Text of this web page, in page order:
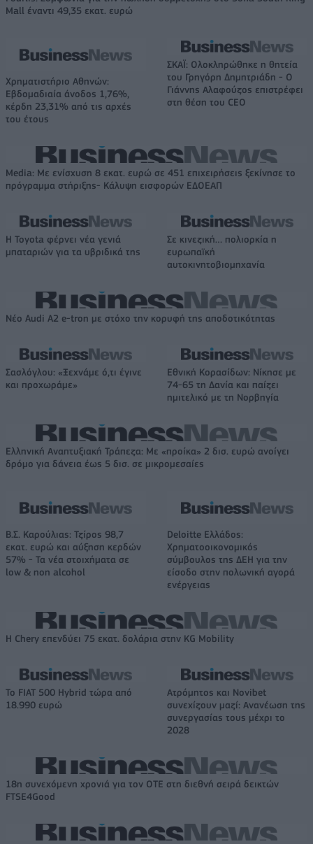
Mall έναντι 49,35 εκατ. ευρώ
Χρηματιστήριο Αθηνών:
Εβδομαδιαία άνοδος 1,76%,
κέρδη 23,31% από τις αρχές
του έτους
ΣΚΑΪ: Ολοκληρώθηκε η θητεία
του Γρηγόρη Δημητριάδη - Ο
Γιάννης Αλαφούζος επιστρέφει
στη θέση του CEO
Media: Με ενίσχυση 8 εκατ. ευρώ σε 451 επιχειρήσεις ξεκίνησε το
πρόγραμμα στήριξης- Κάλυψη εισφορών ΕΔΟΕΑΠ
Η Toyota φέρνει νέα γενιά
μπαταριών για τα υβριδικά της
Σε κινεζική… πολιορκία η
ευρωπαϊκή
αυτοκινητοβιομηχανία
Νέο Audi A2 e-tron με στόχο την κορυφή της αποδοτικότητας
Σασλόγλου: «Ξεχνάμε ό,τι έγινε
και προχωράμε»
Εθνική Κορασίδων: Νίκησε με
74-65 τη Δανία και παίζει
ημιτελικό με τη Νορβηγία
Ελληνική Αναπτυξιακή Τράπεζα: Με «προίκα» 2 δισ. ευρώ ανοίγει
δρόμο για δάνεια έως 5 δισ. σε μικρομεσαίες
Β.Σ. Καρούλιας: Τζίρος 98,7
εκατ. ευρώ και αύξηση κερδών
57% - Τα νέα στοιχήματα σε
low & non alcohol
Deloitte Ελλάδος:
Χρηματοοικονομικός
σύμβουλος της ΔΕΗ για την
είσοδο στην πολωνική αγορά
ενέργειας
Η Chery επενδύει 75 εκατ. δολάρια στην KG Mobility
Το FIAT 500 Hybrid τώρα από
18.990 ευρώ
Ατρόμητος και Novibet
συνεχίζουν μαζί: Ανανέωση της
συνεργασίας τους μέχρι το
2028
18η συνεχόμενη χρονιά για τον ΟΤΕ στη διεθνή σειρά δεικτών
FTSE4Good